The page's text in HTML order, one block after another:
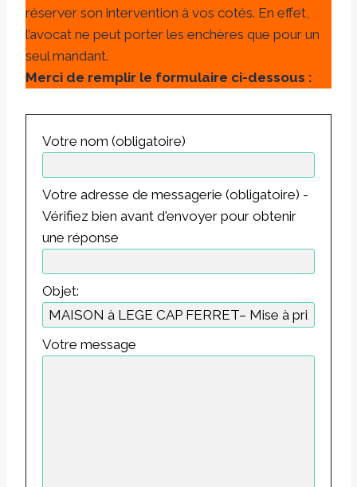
réserver son intervention à vos cotés. En effet,
l’avocat ne peut porter les enchères que pour un
seul mandant.
Merci de remplir le formulaire ci-dessous :
Votre nom (obligatoire)
Votre adresse de messagerie (obligatoire) -
Vérifiez bien avant d'envoyer pour obtenir
une réponse
Objet:
Votre message